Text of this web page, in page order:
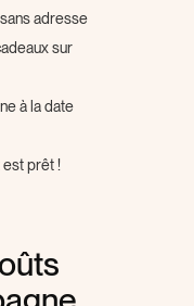
adresse
sur
à la date
est prêt !